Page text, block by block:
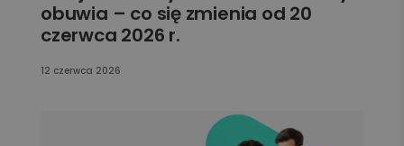
obuwia – co się zmienia od 20
czerwca 2026 r.
12 czerwca 2026